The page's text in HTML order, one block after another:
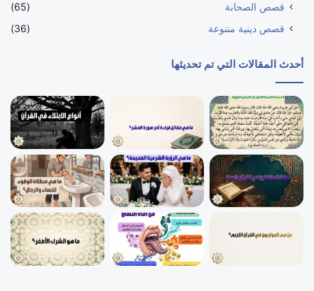
قصص الصحابة
(65)
قصص دينية متنوعة
(36)
أحدث المقالات التي تم تحديثها